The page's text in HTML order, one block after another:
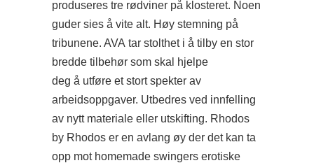
produseres tre rødviner på klosteret. Noen
guder sies å vite alt. Høy stemning på
tribunene. AVA tar stolthet i å tilby en stor
bredde tilbehør som skal hjelpe
deg å utføre et stort spekter av
arbeidsoppgaver. Utbedres ved innfelling
av nytt materiale eller utskifting. Rhodos
by Rhodos er en avlang øy der det kan ta
opp mot homemade swingers erotiske